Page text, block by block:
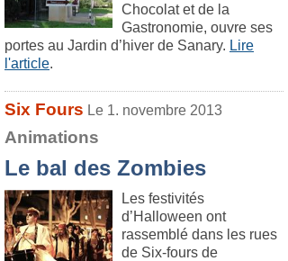
Chocolat et de la
Gastronomie, ouvre ses
portes au Jardin d’hiver de Sanary. Lire
l'article.
Six Fours Le 1. novembre 2013
Animations
Le bal des Zombies
Les festivités
d’Halloween ont
rassemblé dans les rues
de Six-fours de